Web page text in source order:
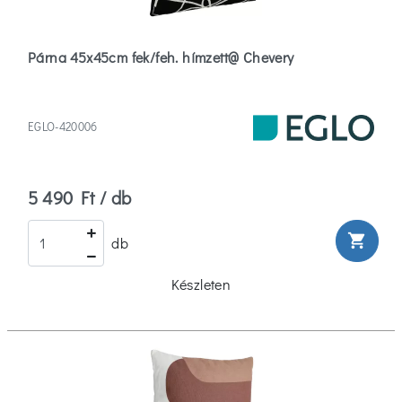
Párna 45x45cm fek/feh. hímzett@ Chevery
EGLO-420006
5 490 Ft / db
db shopping_cart
Készleten